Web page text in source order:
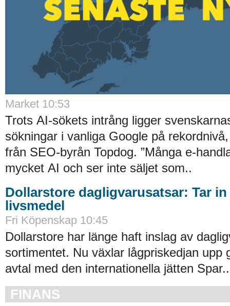
Market 10:53
Trots AI-sökets intrång ligger
sökningar i vanliga Google på
från SEO-byrån Topdog. ”Många e-
mycket AI och ser inte säljet som..
Dollarstore dagligvarusatsar: Tar in
livsmedel
Fri Köpenskap 10:45
Dollarstore har länge haft inslag av
sortimentet. Nu växlar lågpriskedjan upp
avtal med den internationella jätten
FINANS